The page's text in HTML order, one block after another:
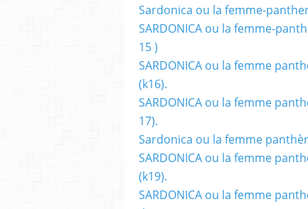
Sardonica ou la femme-
SARDONICA ou la femme-
15 )
SARDONICA ou la femme
(k16).
SARDONICA ou la femme
17).
Sardonica ou la femme
SARDONICA ou la femme
(k19).
SARDONICA ou la femme